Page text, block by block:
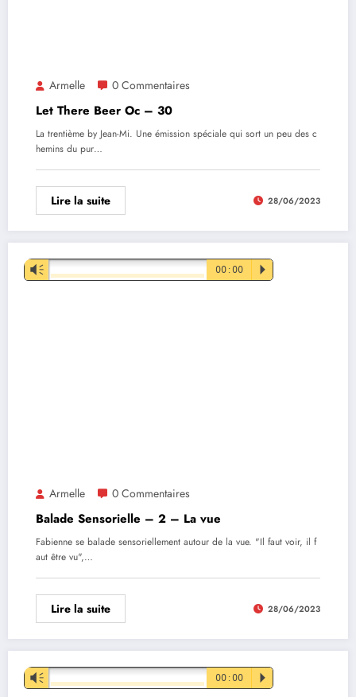
Armelle 0 Commentaires
Let There Beer Oc – 30
La trentième by Jean-Mi. Une émission spéciale qui sort un peu des c
hemins du pur…
Lire la suite 28/06/2023
Lecteur
audio
Vm 00:00 P
Armelle 0 Commentaires
Balade Sensorielle – 2 – La vue
Fabienne se balade sensoriellement autour de la vue. "Il faut voir, il f
aut être vu",…
Lire la suite 28/06/2023
Lecteur
audio
Vm 00:00 P